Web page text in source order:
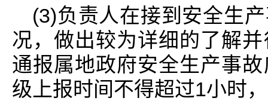
(3)负责人在接到安全生
况，做出较为详细的了解
通报属地政府安全生产事
级上报时间不得超过1小时